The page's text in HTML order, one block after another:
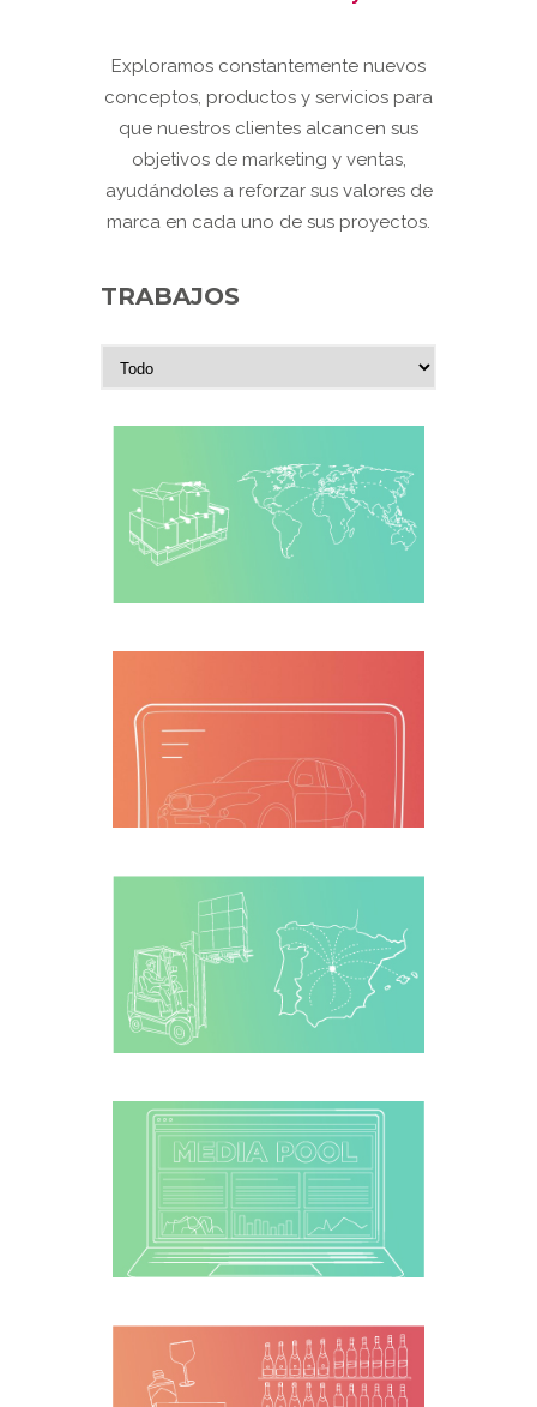
Exploramos constantemente nuevos
conceptos, productos y servicios para
que nuestros clientes alcancen sus
objetivos de marketing y ventas,
ayudándoles a reforzar sus valores de
marca en cada uno de sus proyectos.
TRABAJOS
Logística e-
Programa de
Incentivos y
Comunicación
Logística y
distribución
integral
Diseño y
desarrollo web